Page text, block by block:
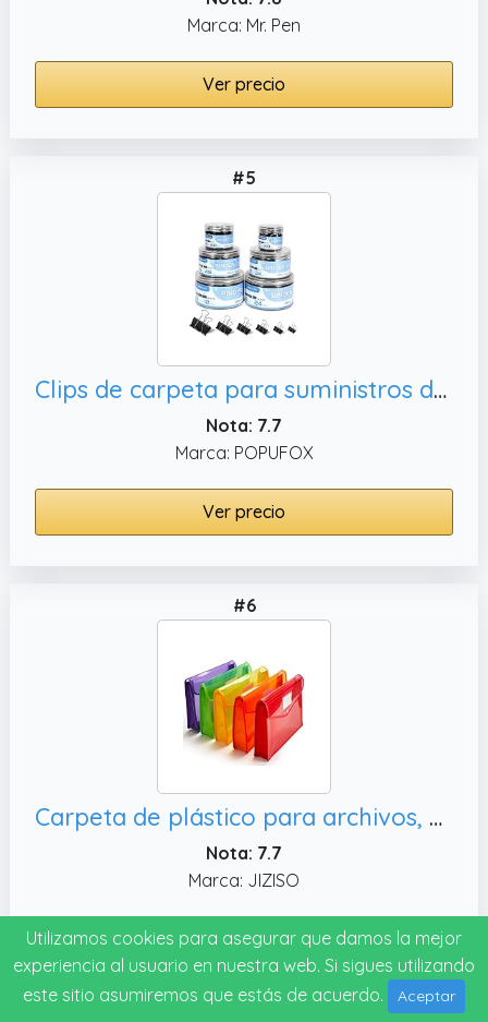
Marca: Mr. Pen
Ver precio
#5
Clips de carpeta para suministros de oficina, 208 clips de metal negro para archivos
Nota: 7.7
Marca: POPUFOX
Ver precio
#6
Carpeta de plástico para archivos, paquete de 5 bolsas grandes impermeables de acordeón (colores
Nota: 7.7
Marca: JIZISO
Ver precio
Utilizamos cookies para asegurar que damos la mejor
experiencia al usuario en nuestra web. Si sigues utilizando
este sitio asumiremos que estás de acuerdo.
Aceptar